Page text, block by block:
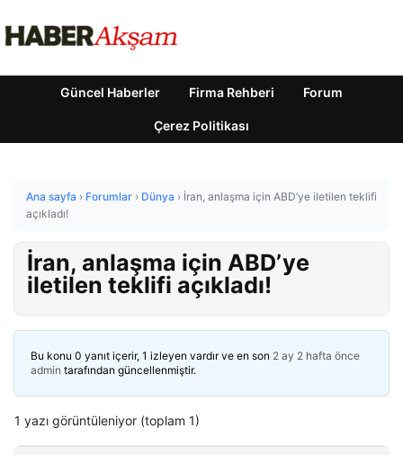
Güncel Haberler Firma Rehberi Forum
Çerez Politikası
Ana sayfa › Forumlar › Dünya › İran, anlaşma için ABD’ye iletilen teklifi
açıkladı!
İran, anlaşma için ABD’ye
iletilen teklifi açıkladı!
Bu konu 0 yanıt içerir, 1 izleyen vardır ve en son 2 ay 2 hafta önce
admin tarafından güncellenmiştir.
1 yazı görüntüleniyor (toplam 1)